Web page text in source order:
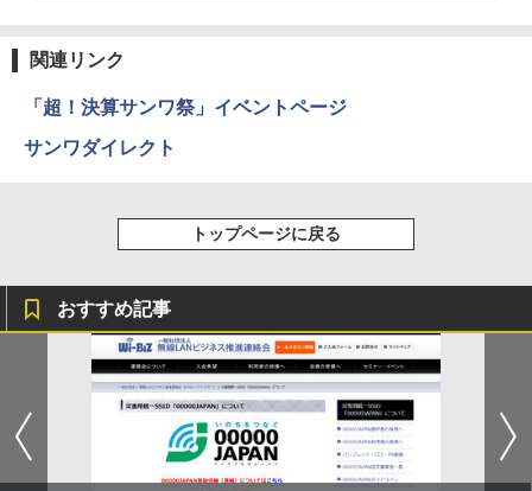
関連リンク
「超！決算サンワ祭」イベントページ
サンワダイレクト
トップページに戻る
おすすめ記事